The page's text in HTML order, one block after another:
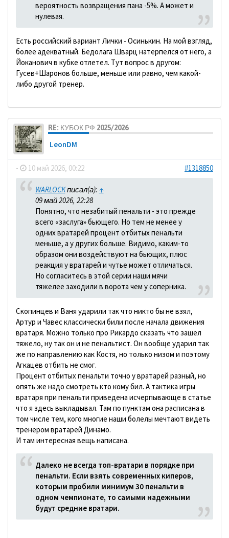
вероятность возвращения пана -5%. А может и
нулевая.
Есть российский вариант Лички - Осинькин. На мой взгляд,
более адекватный. Бедолага Шварц натерпелся от него, а
Йоканович в кубке отлетел. Тут вопрос в другом:
Гусев+Шаронов больше, меньше или равно, чем какой-
либо другой тренер.
RE: КУБОК РФ 2025/2026
LeonDM
- 10 май 2026, 00:22 #1318850
WARLOCKписал(а): ↑
09 май 2026, 22:28
Понятно, что незабитый пенальти - это прежде
всего «заслуга» бьющего. Но тем не менее у
одних вратарей процент отбитых пенальти
меньше, а у других больше. Видимо, каким-то
образом они воздействуют на бьющих, плюс
реакция у вратарей и чутье может отличаться.
Но согласитесь в этой серии наши мячи
тяжелее заходили в ворота чем у соперника.
Скопинцев и Ваня ударили так что никто бы не взял,
Артур и Чавес классически били после начала движения
вратаря. Можно только про Рикардо сказать что зашел
тяжело, ну так он и не пенальтист. Он вообще ударил так
же по направлению как Костя, но только низом и поэтому
Агкацев отбить не смог.
Процент отбитых пенальти точно у вратарей разный, но
опять же надо смотреть кто кому бил. А тактика игры
вратаря при пенальти приведена исчерпывающе в статье
что я здесь выкладывал. Там по пунктам она расписана в
том числе тем, кого многие наши болелы мечтают видеть
тренером вратарей Динамо.
И там интересная вещь написана.
Далеко не всегда топ-вратари в порядке при
пенальти. Если взять современных киперов,
которым пробили минимум 30 пенальти в
одном чемпионате, то самыми надежными
будут средние вратари.